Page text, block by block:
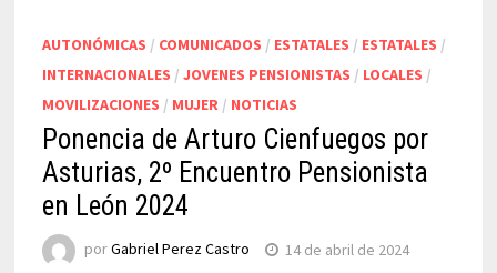
AUTONÓMICAS / COMUNICADOS / ESTATALES / ESTATALES /
INTERNACIONALES / JOVENES PENSIONISTAS / LOCALES /
MOVILIZACIONES / MUJER/ NOTICIAS
Ponencia de Arturo Cienfuegos por
Asturias, 2º Encuentro Pensionista
en León 2024
porGabriel Perez Castro 14 de abril de 2024